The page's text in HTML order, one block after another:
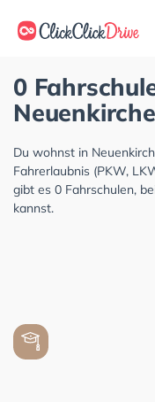
0
Du wohnst in
Fahrerlaubnis (PKW,
gibt es 0 Fahrschulen,
kannst.